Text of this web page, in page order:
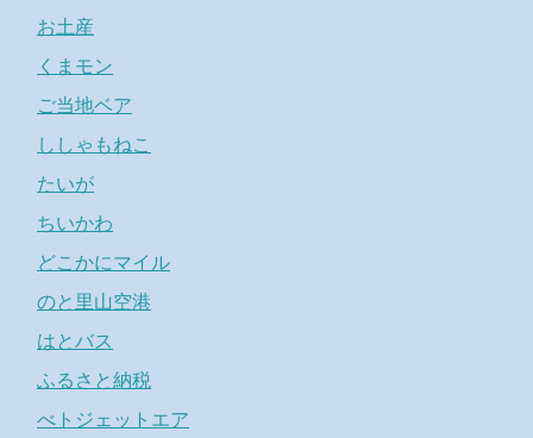
お土産
くまモン
ご当地ベア
ししゃもねこ
たいが
ちいかわ
どこかにマイル
のと里山空港
はとバス
ふるさと納税
べトジェットエア